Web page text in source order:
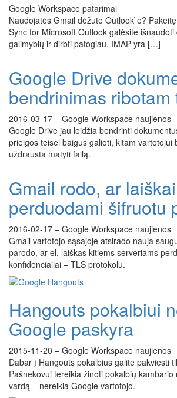
Google Workspace patarimai
Naudojatės Gmail dėžute Outlook`e?
Sync for Microsoft Outlook galėsite išnaudoti
galimybių ir dirbti patogiau. IMAP yra […]
Google Drive
bendrinimas ribotam
2016-03-17 – Google Workspace naujienos
Google Drive jau leidžia bendrinti
prieigos teisei baigus galioti, kitam vartotojui
uždrausta matyti failą.
Gmail rodo, ar laiškai
perduodami šifruotu
2016-02-17 – Google Workspace naujienos
Gmail vartotojo sąsajoje atsirado nauja
parodo, ar el. laiškas kitiems serveriams
konfidencialiai – TLS protokolu.
Hangouts pokalbiui
Google paskyra
2015-11-20 – Google Workspace naujienos
Dabar į Hangouts pokalbius galite pakviesti
Pašnekovui tereikia žinoti pokalbių
vardą – nereikia Google vartotojo.